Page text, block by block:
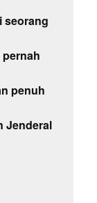
seorang
penuh
Jenderal